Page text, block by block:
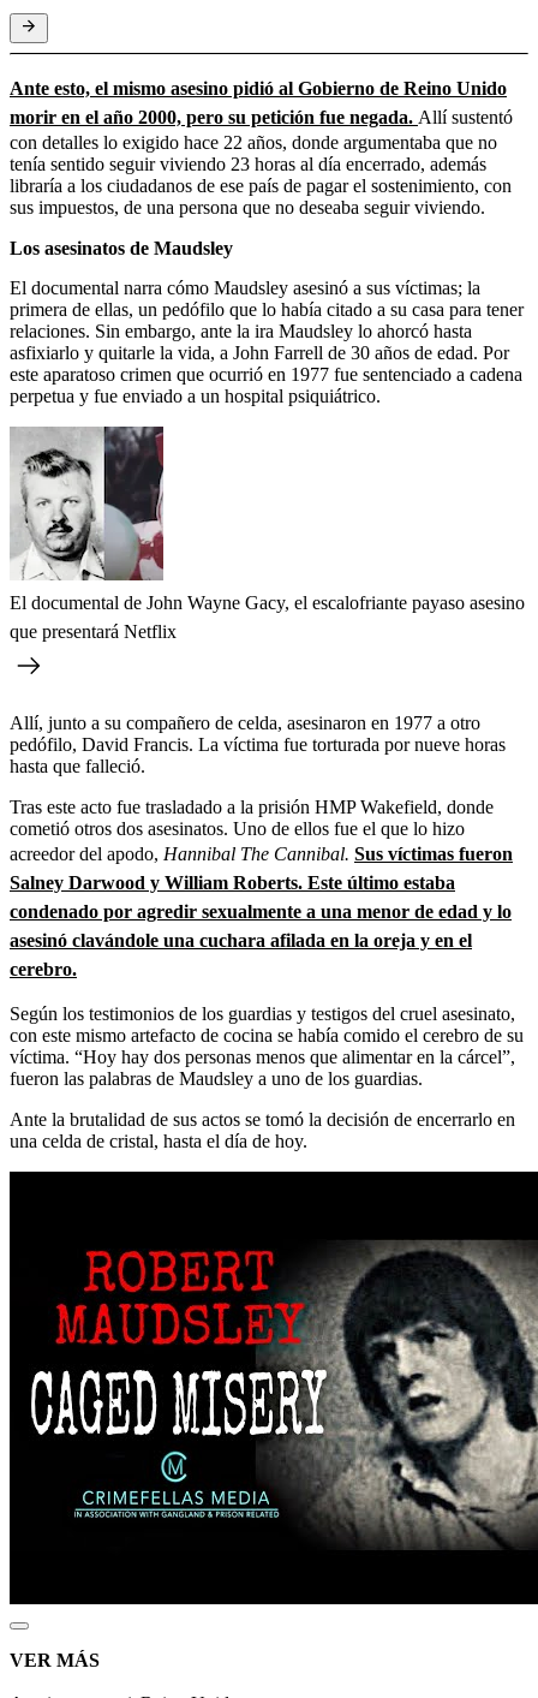
Ante esto, el mismo asesino pidió al Gobierno de Reino Unido
morir en el año 2000, pero su petición fue negada. Allí sustentó
con detalles lo exigido hace 22 años, donde argumentaba que no
tenía sentido seguir viviendo 23 horas al día encerrado, además
libraría a los ciudadanos de ese país de pagar el sostenimiento, con
sus impuestos, de una persona que no deseaba seguir viviendo.
Los asesinatos de Maudsley
El documental narra cómo Maudsley asesinó a sus víctimas; la
primera de ellas, un pedófilo que lo había citado a su casa para tener
relaciones. Sin embargo, ante la ira Maudsley lo ahorcó hasta
asfixiarlo y quitarle la vida, a John Farrell de 30 años de edad. Por
este aparatoso crimen que ocurrió en 1977 fue sentenciado a cadena
perpetua y fue enviado a un hospital psiquiátrico.
El documental de John Wayne Gacy, el escalofriante payaso asesino
que presentará Netflix
Allí, junto a su compañero de celda, asesinaron en 1977 a otro
pedófilo, David Francis. La víctima fue torturada por nueve horas
hasta que falleció.
Tras este acto fue trasladado a la prisión HMP Wakefield, donde
cometió otros dos asesinatos. Uno de ellos fue el que lo hizo
acreedor del apodo, Hannibal The Cannibal. Sus víctimas fueron
Salney Darwood y William Roberts. Este último estaba
condenado por agredir sexualmente a una menor de edad y lo
asesinó clavándole una cuchara afilada en la oreja y en el
cerebro.
Según los testimonios de los guardias y testigos del cruel asesinato,
con este mismo artefacto de cocina se había comido el cerebro de su
víctima. “Hoy hay dos personas menos que alimentar en la cárcel”,
fueron las palabras de Maudsley a uno de los guardias.
Ante la brutalidad de sus actos se tomó la decisión de encerrarlo en
una celda de cristal, hasta el día de hoy.
VER MÁS